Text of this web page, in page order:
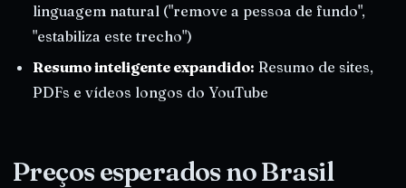
linguagem natural ("remove a pessoa de fundo",
"estabiliza este trecho")
Resumo inteligente expandido: Resumo de sites,
PDFs e vídeos longos do YouTube
Preços esperados no Brasil